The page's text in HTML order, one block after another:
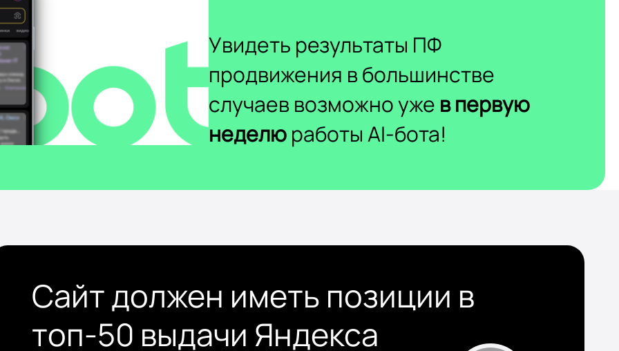
Увидеть результаты ПФ
продвижения в большинстве
случаев возможно уже в первую
неделюработы AI-бота!
Сайт должен иметь позиции в
топ-50 выдачи Яндекса